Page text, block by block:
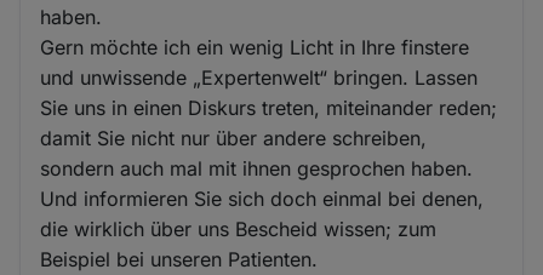
haben.
Gern möchte ich ein wenig Licht in Ihre finstere
und unwissende „Expertenwelt“ bringen. Lassen
Sie uns in einen Diskurs treten, miteinander reden;
damit Sie nicht nur über andere schreiben,
sondern auch mal mit ihnen gesprochen haben.
Und informieren Sie sich doch einmal bei denen,
die wirklich über uns Bescheid wissen; zum
Beispiel bei unseren Patienten.